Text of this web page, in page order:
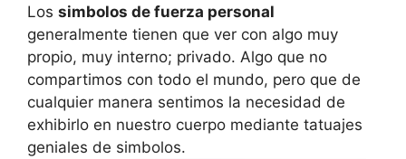
Los simbolos de fuerza personal
generalmente tienen que ver con algo muy
propio, muy interno; privado. Algo que no
compartimos con todo el mundo, pero que de
cualquier manera sentimos la necesidad de
exhibirlo en nuestro cuerpo mediante tatuajes
geniales de simbolos.